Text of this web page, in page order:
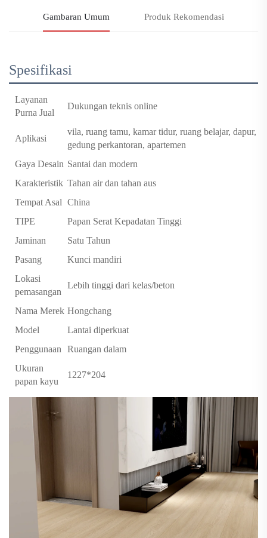
Gambaran Umum Produk Rekomendasi
Spesifikasi
Layanan
Purna Jual
Dukungan teknis online
Aplikasi
vila, ruang tamu, kamar tidur, ruang belajar, dapur,
gedung perkantoran, apartemen
Gaya Desain Santai dan modern
Karakteristik Tahan air dan tahan aus
Tempat Asal China
TIPE
Papan Serat Kepadatan Tinggi
Jaminan
Satu Tahun
Pasang
Kunci mandiri
Lokasi
pemasangan
Lebih tinggi dari kelas/beton
Nama Merek Hongchang
Model
Lantai diperkuat
Penggunaan
Ruangan dalam
Ukuran
papan kayu
1227*204